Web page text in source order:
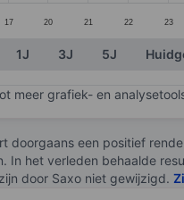
17 20 21 22 23
1J 3J 5J
meer grafiek- en
doorgaans een positief
In het verleden behaalde
door Saxo niet gewijzigd.